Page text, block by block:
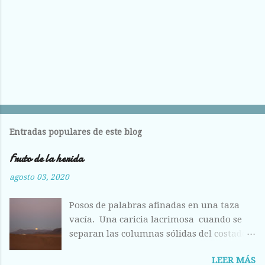
Entradas populares de este blog
Fruto de la herida
agosto 03, 2020
Posos de palabras afinadas en una taza
vacía. Una caricia lacrimosa cuando se
separan las columnas sólidas del costado.
deshecha de los huesos entrelazados en la
LEER MÁS